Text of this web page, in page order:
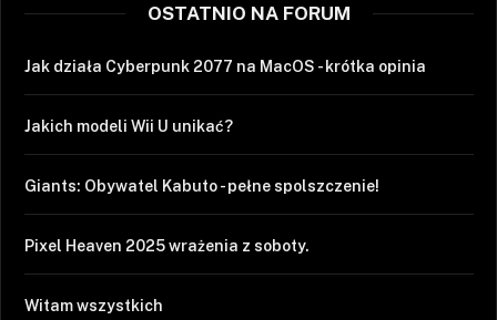
OSTATNIO NA FORUM
Jak działa Cyberpunk 2077 na MacOS - krótka opinia
Jakich modeli Wii U unikać?
Giants: Obywatel Kabuto - pełne spolszczenie!
Pixel Heaven 2025 wrażenia z soboty.
Witam wszystkich